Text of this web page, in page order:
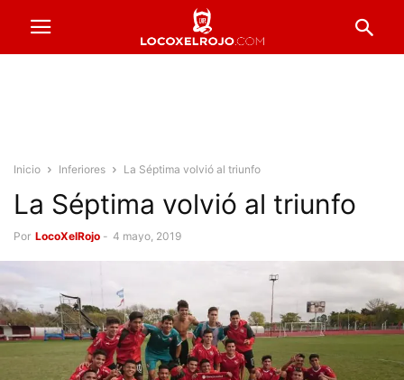
Inicio Inferiores La Séptima volvió al triunfo
La Séptima volvió al triunfo
Por LocoXelRojo - 4 mayo, 2019